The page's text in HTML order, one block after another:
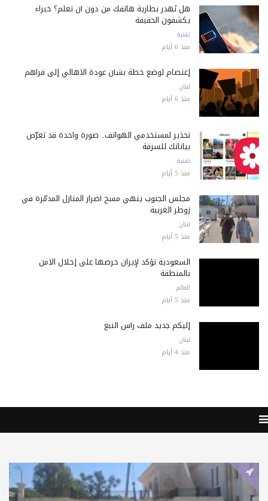
هل تُهدر بطارية هاتفك من دون أن تعلم؟ خبراء
يكشفون الحقيقة
تقنية
منذ 6 أيام
إعتصام لوضع خطة بشأن عودة الأهالي إلى قراهم
لبنان
منذ 6 أيام
تحذير لمستخدمي الهواتف.. صورة واحدة قد تعرّض
بياناتك للسرقة
تقنية
منذ 5 أيام
مجلس الجنوب ينهي مسح أضرار المنازل المدمّرة في
زوطر الغربية
لبنان
منذ 5 أيام
السعودية تؤكد لإيران حرصها على إحلال الأمن
بالمنطقة
العالم
منذ 5 أيام
إليكم جديد ملف رأس النبع
لبنان
منذ 4 أيام